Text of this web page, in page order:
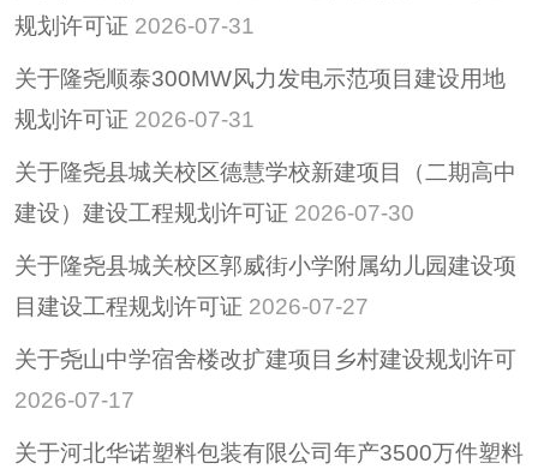
惠民惠农财政补贴专
栏
重大决策
重大会议
其他
隆尧县稳定经济运行
助企纾困
养老服务
规划许可证 2026-07-31
关于隆尧顺泰300MW风力发电示范项目建设用地
规划许可证 2026-07-31
关于隆尧县城关校区德慧学校新建项目（二期高中
建设）建设工程规划许可证 2026-07-30
关于隆尧县城关校区郭威街小学附属幼儿园建设项
目建设工程规划许可证 2026-07-27
关于尧山中学宿舍楼改扩建项目乡村建设规划许可
2026-07-17
关于河北华诺塑料包装有限公司年产3500万件塑料